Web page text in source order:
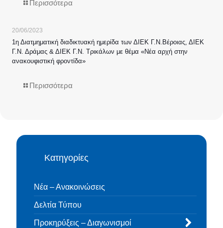
Περισσότερα
20/06/2023
1η Διατμηματική διαδικτυακή ημερίδα των ΔΙΕΚ Γ.Ν.Βέροιας, ΔΙΕΚ
Γ.Ν. Δράμας & ΔΙΕΚ Γ.Ν. Τρικάλων με θέμα «Νέα αρχή στην
ανακουφιστική φροντίδα»
Περισσότερα
Κατηγορίες
Νέα – Ανακοινώσεις
Δελτία Τύπου
Προκηρύξεις – Διαγωνισμοί